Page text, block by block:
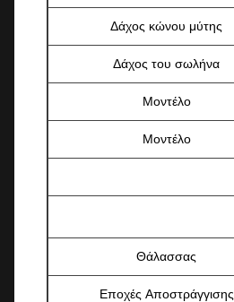
Δάχος κώνου μύτης
Δάχος του σωλήνα
Μοντέλο
Μοντέλο
Θάλασσας
Εποχές Αποστράγγισης